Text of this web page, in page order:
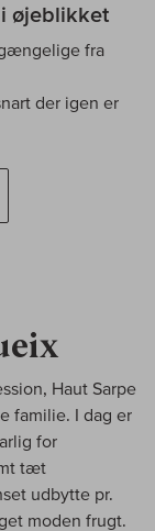
øjeblikket
fra
der igen er
Haut Sarpe
familie. I dag er
for
tæt
udbytte pr.
moden frugt.